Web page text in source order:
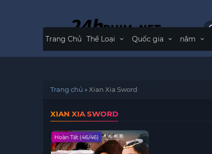
Trang Chủ Thể Loại Quốc gia năm
Trang chủ »Xian Xia Sword
XIAN XIA SWORD
Hoàn Tất (46/46)